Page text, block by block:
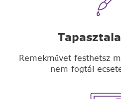
Remekművet festhetsz
nem fogtál